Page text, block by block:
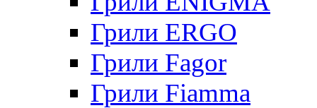
Грили ERGO
Грили Fagor
Грили Fiamma